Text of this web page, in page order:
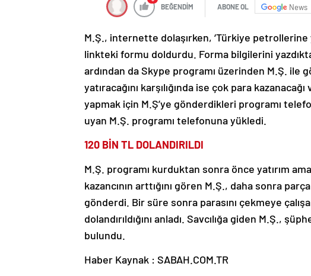
BEĞENDİM ABONE OL News
M.Ş., internette dolaşırken, ‘Türkiye petrollerine
linkteki formu doldurdu. Forma bilgilerini
ardından da Skype programı üzerinden M.Ş. ile
yatıracağını karşılığında ise çok para
yapmak için M.Ş’ye gönderdikleri programı
uyan M.Ş. programı telefonuna yükledi.
120 BİN TL DOLANDIRILDI
M.Ş. programı kurduktan sonra önce yatırım
kazancının arttığını gören M.Ş., daha sonra
gönderdi. Bir süre sonra parasını çekmeye
dolandırıldığını anladı. Savcılığa giden M.Ş.,
bulundu.
Haber Kaynak : SABAH.COM.TR